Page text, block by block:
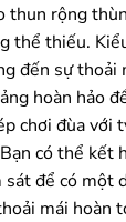
thun rộng
thể thiếu.
đến sự thoải
hoàn hảo
chơi đùa với
có thể kết
để có một
mái hoàn